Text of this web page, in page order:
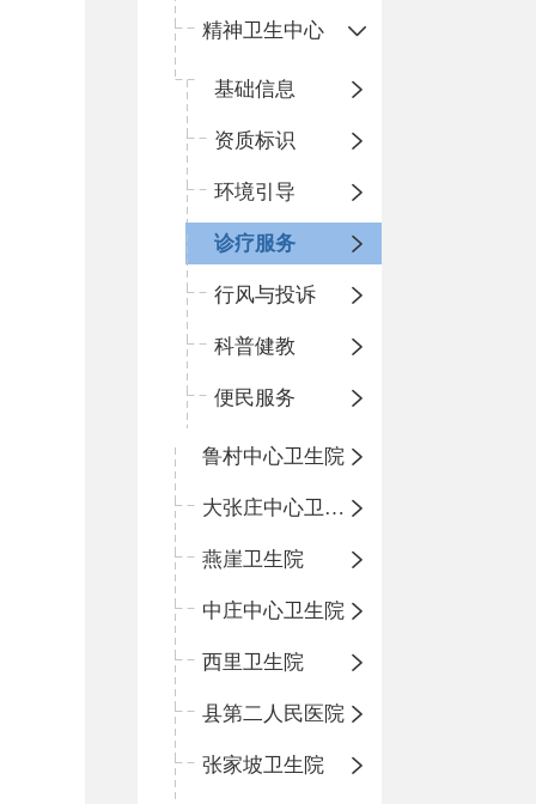
精神卫生中心
基础信息
资质标识
环境引导
诊疗服务
行风与投诉
科普健教
便民服务
鲁村中心卫生院
大张庄中心卫生院
燕崖卫生院
中庄中心卫生院
西里卫生院
县第二人民医院
张家坡卫生院